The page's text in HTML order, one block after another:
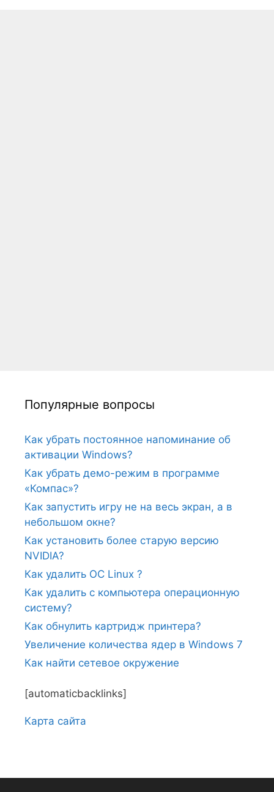
Популярные вопросы
Как убрать постоянное напоминание об
активации Windows?
Как убрать демо-режим в программе
«Компас»?
Как запустить игру не на весь экран, а в
небольшом окне?
Как установить более старую версию
NVIDIA?
Как удалить ОС Linux ?
Как удалить с компьютера операционную
систему?
Как обнулить картридж принтера?
Увеличение количества ядер в Windows 7
Как найти сетевое окружение
[automaticbacklinks]
Карта сайтa